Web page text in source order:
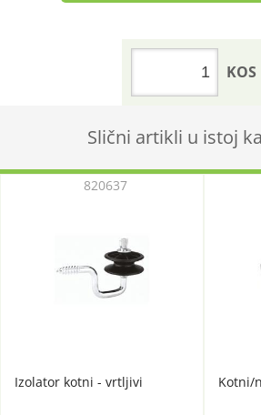
KOS
Slični artikli u istoj
Izolator kotni - vrtljivi
820637
Kotni/